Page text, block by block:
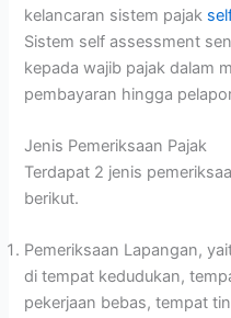
kelancaran sistem pajak
Sistem self assessment
kepada wajib pajak dalam
pembayaran hingga
Jenis Pemeriksaan Pajak
Terdapat 2 jenis
berikut.
Pemeriksaan Lapangan,
di tempat kedudukan,
pekerjaan bebas, tempat